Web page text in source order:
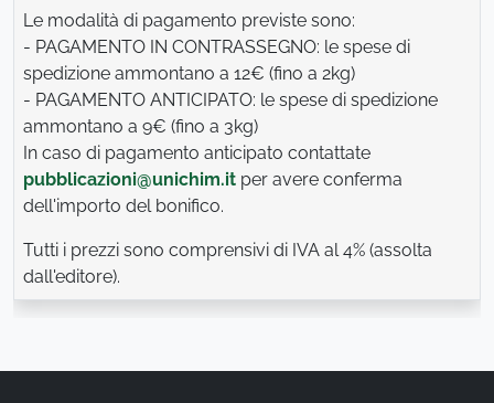
Le modalità di pagamento previste sono:
- PAGAMENTO IN CONTRASSEGNO: le spese di
spedizione ammontano a 12€ (fino a 2kg)
- PAGAMENTO ANTICIPATO: le spese di spedizione
ammontano a 9€ (fino a 3kg)
In caso di pagamento anticipato contattate
pubblicazioni@unichim.it per avere conferma
dell'importo del bonifico.
Tutti i prezzi sono comprensivi di IVA al 4% (assolta
dall'editore).